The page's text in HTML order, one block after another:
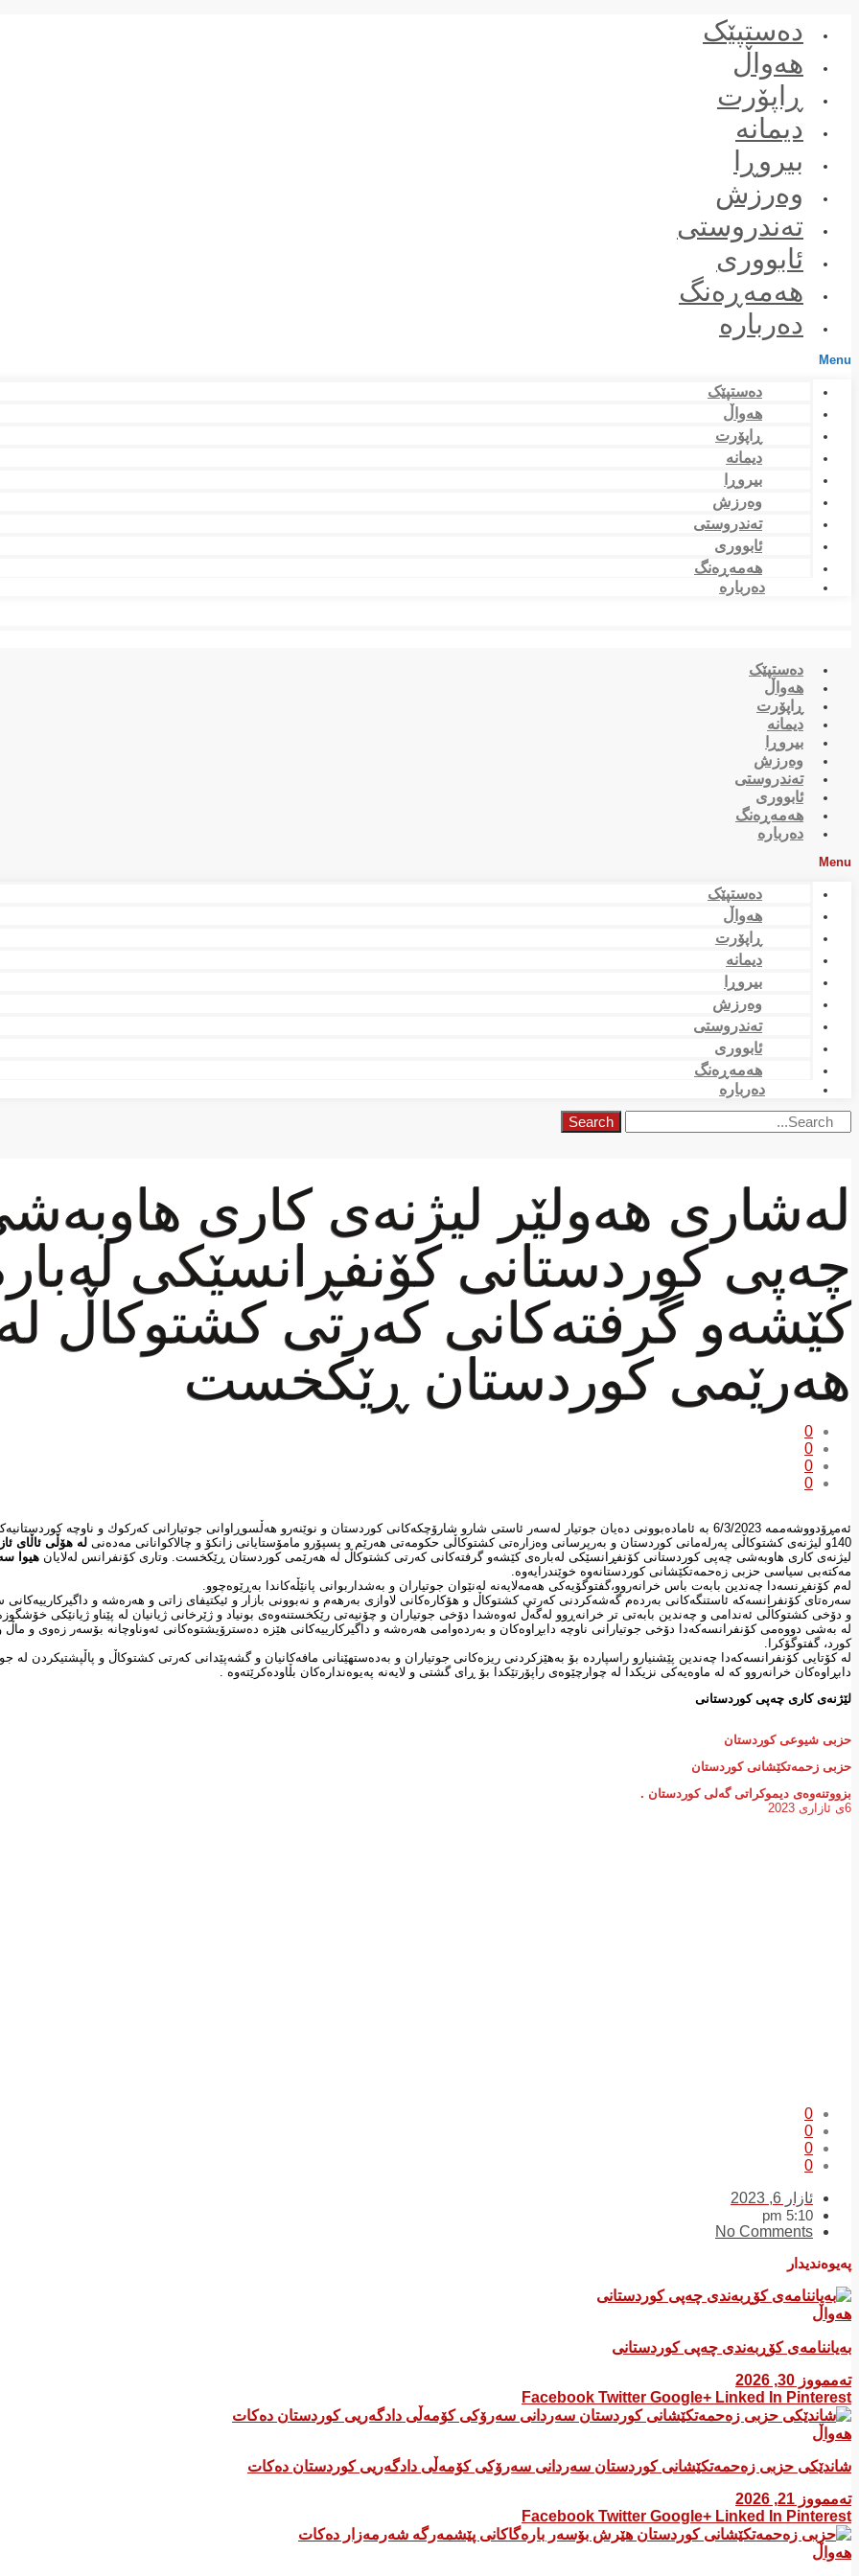
دەستپێک
هەواڵ
ڕاپۆرت
دیمانە
بیروڕا
وەرزش
تەندروستی
ئابووری
هەمەڕەنگ
دەربارە
Menu
دەستپێک
هەواڵ
ڕاپۆرت
دیمانە
بیروڕا
وەرزش
تەندروستی
ئابووری
هەمەڕەنگ
دەربارە
دەستپێک
هەواڵ
ڕاپۆرت
دیمانە
بیروڕا
وەرزش
تەندروستی
ئابووری
هەمەڕەنگ
دەربارە
Menu
دەستپێک
هەواڵ
ڕاپۆرت
دیمانە
بیروڕا
وەرزش
تەندروستی
ئابووری
هەمەڕەنگ
دەربارە
Search
لەشاری هەولێر لیژنەی كاری
چەپی كوردستانی كۆنفڕانسێكی
كێشەو گرفتەكانی كەرتی كشتوكاڵ
هەرێمی كوردستان ڕێكخست
0
0
0
0
ئەمڕۆدووشەممە 6/3/2023 بە ئامادەبوونی دەیان جوتیار لەسەر ئاستی شارو شارۆچكەكانی كوردستان و نوێنەرو هەڵسوڕاوانی جوتیارانی كەركوك و ناوچە
140و لیژنەی كشتوكاڵی پەرلەمانی كوردستان و بەرپرسانی وەزارەتی كشتوكاڵی حكومەتی هەرێم و پسپۆرو مامۆستایانی زانكۆ و چالاكوانانی مەدەنی
لە هۆڵی ئاڵای
لیژنەی كاری هاوبەشی چەپی كوردستانی كۆنفڕانسێكی لەبارەی كێشەو گرفتەكانی كەرتی كشتوكاڵ لە هەرێمی كوردستان ڕێكخست. وتاری كۆنفرانس لەلایان هیوا
مەكتەبی سیاسی حزبی زەحمەتكێشانی كوردستانەوە خوێندرایەوە.
لەم كۆنفڕنسەدا چەندین بابەت باس خرانەروو،گفتوگۆیەكی هەمەلایەنە لەنێوان جوتیاران و بەشداربوانی پانێڵەكاندا بەڕێوەچوو.
سەرەتای كۆنفرانسەكە ئاستنگەكانی بەردەم گەشەكردنی كەرتی كشتوكاڵ و هۆكارەكانی لاوازی بەرهەم و نەبوونی بازار و ئیكتیفای زاتی و هەرەشە و
و دۆخی كشتوكاڵی ئەندامی و چەندین بابەتی تر خرانەڕوو لەگەڵ ئەوەشدا دۆخی جوتیاران و چۆنیەتی رێكخستنەوەی بونیاد و ژێرخانی ژیانیان لە پێناو ژیانێكی
لە بەشی دووەمی كۆنفرانسەكەدا دۆخی جوتیارانی ناوچە دابڕاوەكان و بەردەوامی هەرەشە و داگیركارییەكانی هێزە دەسترۆیشتوەكانی ئەوناوچانە بۆسەر زەوی و ماڵ
كورد، گفتوگۆكرا.
لە كۆتایی كۆنفرانسەكەدا چەندین پێشنیارو راسپاردە بۆ بەهێزكردنی ریزەكانی جوتیاران و بەدەستهێنانی مافەكانیان و گشەپێدانی كەرتی كشتوكاڵ و پاڵپشتیكردن لە
دابڕاوەكان خرانەروو كە لە ماوەیەكی نزیكدا لە چوارچێوەی راپۆرتێكدا بۆ ڕای گشتی و لایەنە پەیوەندارەكان بڵاودەكرێتەوە .
لێژنەی كاری چەپی كوردستانی
حزبی شیوعی كوردستان
حزبی زحمەتكێشانی كوردستان
بزووتنەوەی دیموكراتی گەلی كوردستان .
6ی ئازاری 2023
0
0
0
0
ئازار 6, 2023
5:10 pm
No Comments
پەیوەندیدار
هەواڵ
بەیاننامەی کۆڕبەندی چەپی کوردستانی
تەممووز 30, 2026
Facebook Twitter Google+ Linked In Pinterest
هەواڵ
شاندێکی حزبی زەحمەتکێشانی کوردستان سەردانی سەرۆکی کۆمەڵی دادگەریی کوردستان دەکات
تەممووز 21, 2026
Facebook Twitter Google+ Linked In Pinterest
هەواڵ